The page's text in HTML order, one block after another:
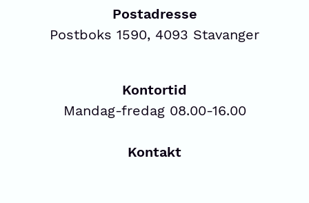
Postadresse
Postboks 1590, 4093 Stavanger
Kontortid
Mandag-fredag 08.00-16.00
Kontakt